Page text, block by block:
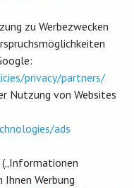
zu Werbezwecken
privacy/partners/
Nutzung von Websites
ads
(„Informationen
Werbung